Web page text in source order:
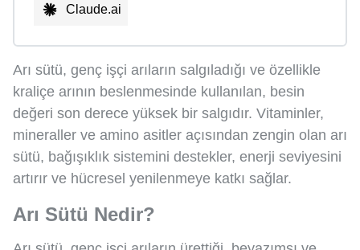
Claude.ai
Arı sütü, genç işçi arıların salgıladığı ve özellikle
kraliçe arının beslenmesinde kullanılan, besin
değeri son derece yüksek bir salgıdır. Vitaminler,
mineraller ve amino asitler açısından zengin olan arı
sütü, bağışıklık sistemini destekler, enerji seviyesini
artırır ve hücresel yenilenmeye katkı sağlar.
Arı Sütü Nedir?